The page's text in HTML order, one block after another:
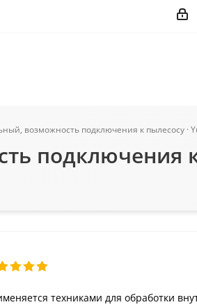
возможность подключения к пылесосу ·
подключения
техниками для обработки